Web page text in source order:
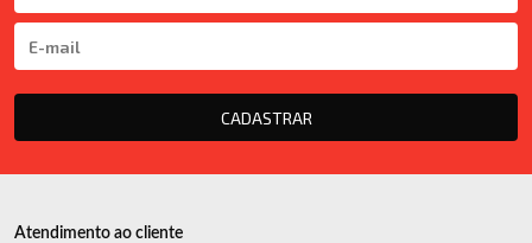
CADASTRAR
Atendimento ao cliente